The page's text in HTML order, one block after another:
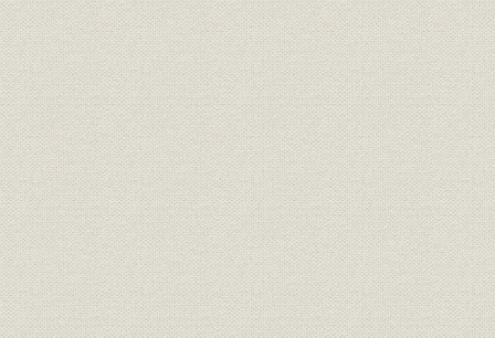
【アフガン戦争】(2001年10月7日~11月13日)
【イラク戦争】(2003年3月20日~5月1日)
第3章 戦争取材の課題
第1節 呼称の苦労
第2節「侵攻」か「進攻」か
第3節 取材と安全
第3部 通史
第1章 犬養時代(95―98・6・18)